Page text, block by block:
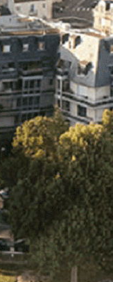
affichées
sociaux